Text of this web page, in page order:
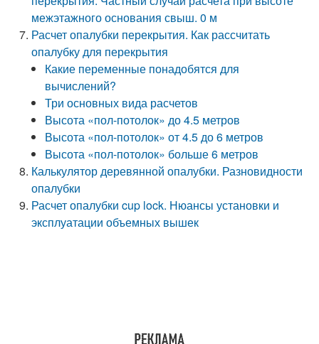
межэтажного основания свыш. 0 м
Расчет опалубки перекрытия. Как рассчитать
опалубку для перекрытия
Какие переменные понадобятся для
вычислений?
Три основных вида расчетов
Высота «пол-потолок» до 4.5 метров
Высота «пол-потолок» от 4.5 до 6 метров
Высота «пол-потолок» больше 6 метров
Калькулятор деревянной опалубки. Разновидности
опалубки
Расчет опалубки cup lock. Нюансы установки и
эксплуатации объемных вышек